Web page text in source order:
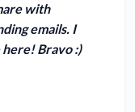
with
emails. I
here! Bravo :)